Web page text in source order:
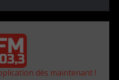
dès maintenant !